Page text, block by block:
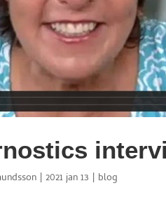
|2021 jan 13 | blog